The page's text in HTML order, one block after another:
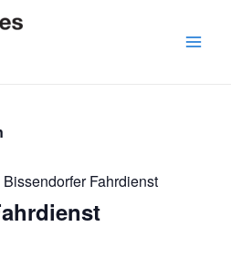
Bissendorfer Fahrdienst